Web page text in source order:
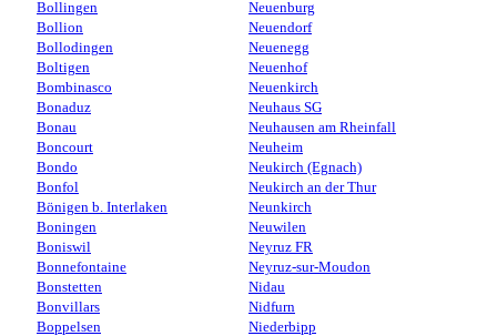
Bollingen
Bollion
Bollodingen
Boltigen
Bombinasco
Bonaduz
Bonau
Boncourt
Bondo
Bonfol
Bönigen b. Interlaken
Boningen
Boniswil
Bonnefontaine
Bonstetten
Bonvillars
Boppelsen
Neuenburg
Neuendorf
Neuenegg
Neuenhof
Neuenkirch
Neuhaus SG
Neuhausen am Rheinfall
Neuheim
Neukirch (Egnach)
Neukirch an der Thur
Neunkirch
Neuwilen
Neyruz FR
Neyruz-sur-Moudon
Nidau
Nidfurn
Niederbipp